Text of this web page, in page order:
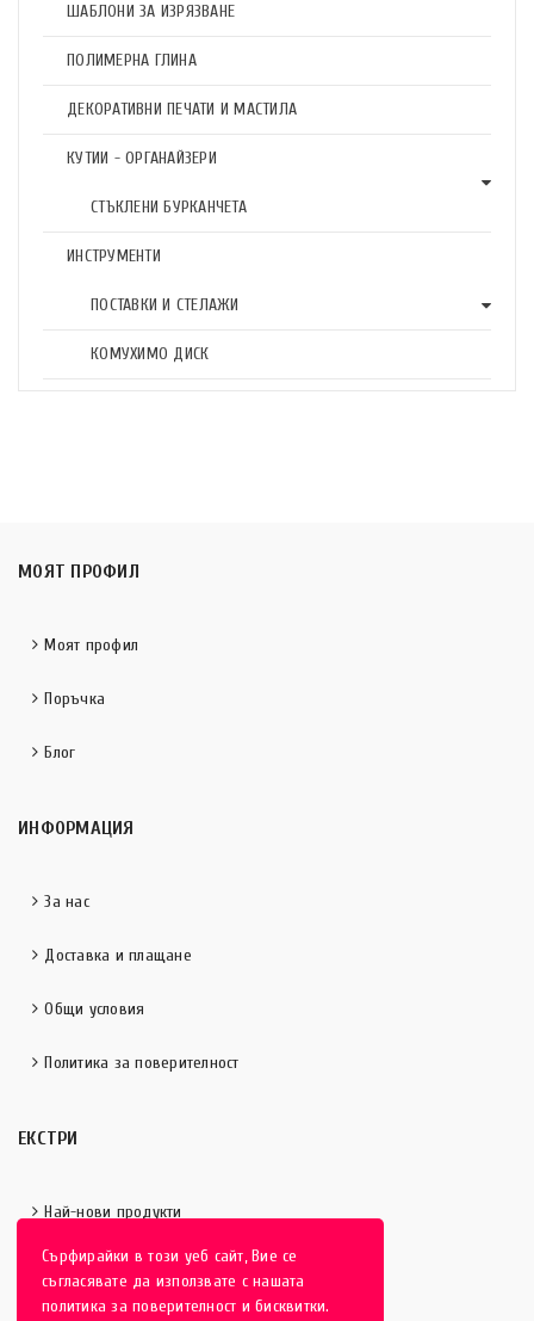
Сърфирайки в този уеб сайт, Вие се
съгласявате да използвате с нашата
политика за поверителност и бисквитки.
ШАБЛОНИ ЗА ИЗРЯЗВАНЕ
ПОЛИМЕРНА ГЛИНА
ДЕКОРАТИВНИ ПЕЧАТИ И МАСТИЛА
КУТИИ - ОРГАНАЙЗЕРИ
СТЪКЛЕНИ БУРКАНЧЕТА
ИНСТРУМЕНТИ
ПОСТАВКИ И СТЕЛАЖИ
КОМУХИМО ДИСК
МОЯТ ПРОФИЛ
Моят профил
Поръчка
Блог
ИНФОРМАЦИЯ
За нас
Доставка и плащане
Общи условия
Политика за поверителност
ЕКСТРИ
Най-нови продукти
Отличени продукти